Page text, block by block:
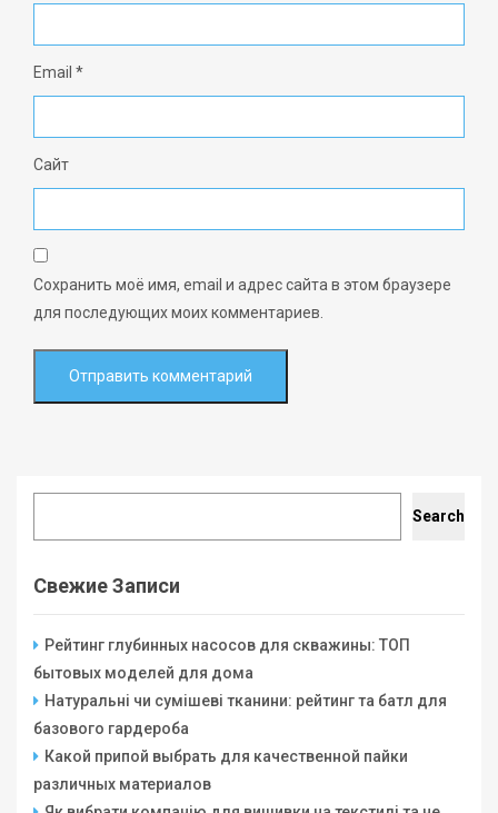
Email *
Сайт
Сохранить моё имя, email и адрес сайта в этом браузере
для последующих моих комментариев.
Search
Свежие Записи
Рейтинг глубинных насосов для скважины: ТОП
бытовых моделей для дома
Натуральні чи сумішеві тканини: рейтинг та батл для
базового гардероба
Какой припой выбрать для качественной пайки
различных материалов